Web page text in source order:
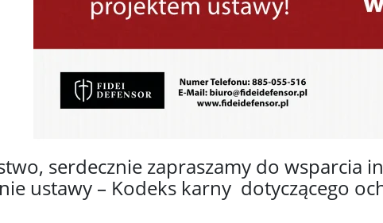
serdecznie zapraszamy do
ustawy – Kodeks karny dotyczącego